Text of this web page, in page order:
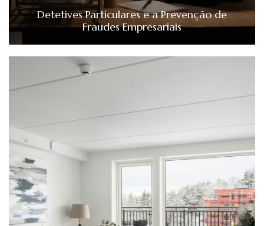
Detetives Particulares e a Prevenção de
Fraudes Empresariais